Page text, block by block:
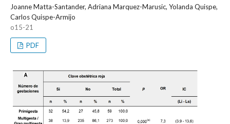
Joanne Matta-Santander, Adriana Marquez-Marusic, Yolanda Quispe,
Carlos Quispe-Armijo
o15-21
PDF